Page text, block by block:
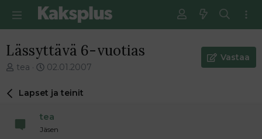
Lässyttävä 6-vuotias
V
e
i
tea
E
s
m
ä
02.01.2007
Vastaa
Lapset ja teinit
tea
Jäsen